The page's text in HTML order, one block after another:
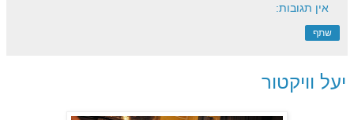
אין תגובות:
שתף
יעל וויקטור